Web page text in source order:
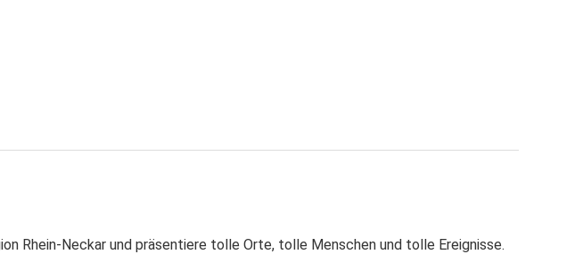
Rhein-Neckar und präsentiere tolle Orte, tolle Menschen und tolle Ereignisse.